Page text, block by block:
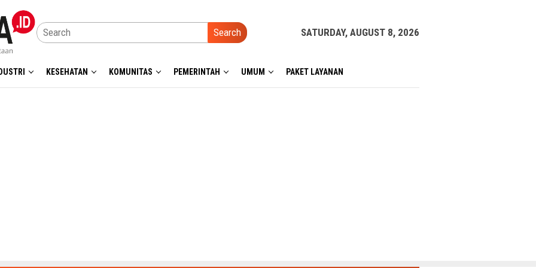
Search SATURDAY, AUGUST 8, 2026
KESEHATAN KOMUNITAS PEMERINTAH UMUM PAKET LAYANAN